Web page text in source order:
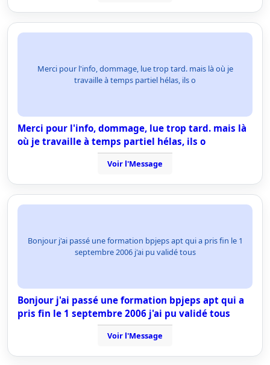
Merci pour l'info, dommage, lue trop tard. mais là où je
travaille à temps partiel hélas, ils o
Merci pour l'info, dommage, lue trop tard. mais là
où je travaille à temps partiel hélas, ils o
Voir l'Message
Bonjour j'ai passé une formation bpjeps apt qui a pris fin le 1
septembre 2006 j'ai pu validé tous
Bonjour j'ai passé une formation bpjeps apt qui a
pris fin le 1 septembre 2006 j'ai pu validé tous
Voir l'Message